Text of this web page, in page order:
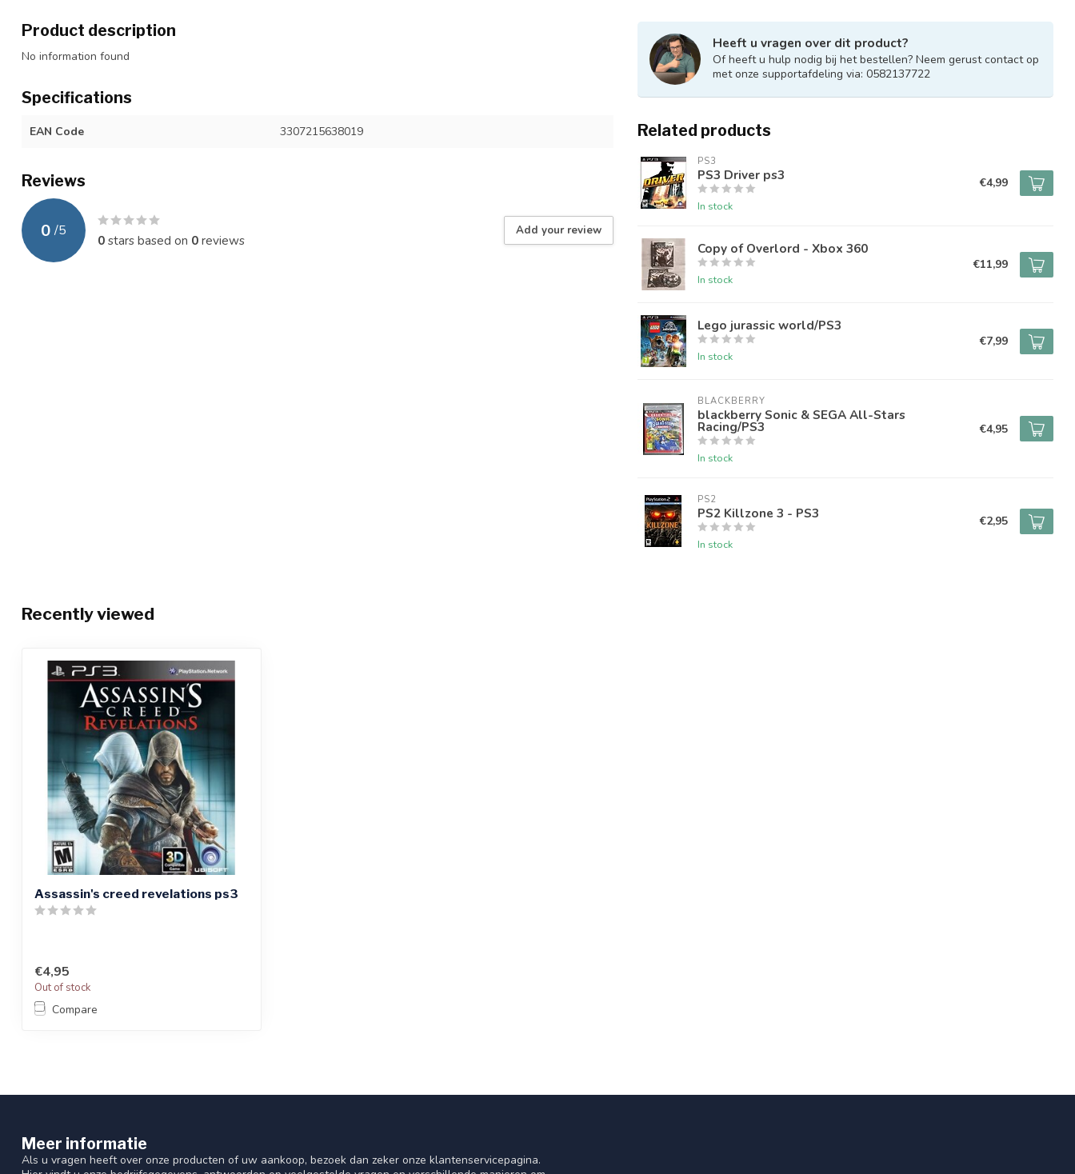
Product description
No information found
Specifications
EAN Code 3307215638019
Reviews
0 /5
0stars based on 0reviews
Add your review
Heeft u vragen over dit product?
Of heeft u hulp nodig bij het bestellen? Neem gerust contact op
met onze supportafdeling via: 0582137722
Related products
PS3
PS3 Driver ps3
In stock
€4,99
Copy of Overlord - Xbox 360
In stock
€11,99
Lego jurassic world/PS3
In stock
€7,99
BLACKBERRY
blackberry Sonic & SEGA All-Stars
Racing/PS3
In stock
€4,95
PS2
PS2 Killzone 3 - PS3
In stock
€2,95
Recently viewed
Assassin's creed revelations ps3
€4,95
Out of stock
Compare
Meer informatie
Als u vragen heeft over onze producten of uw aankoop, bezoek dan zeker onze klantenservicepagina.